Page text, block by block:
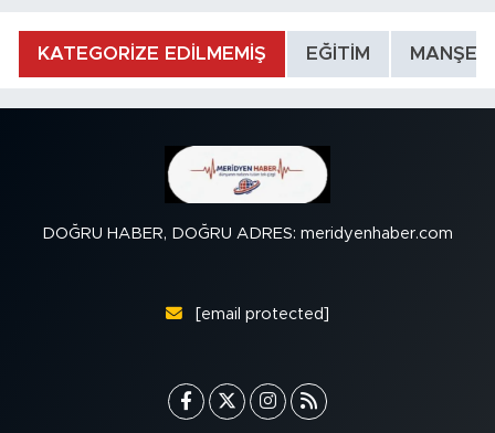
KATEGORİZE EDİLMEMİŞ EĞİTİM MANŞET
DOĞRU HABER, DOĞRU ADRES: meridyenhaber.com
[email protected]